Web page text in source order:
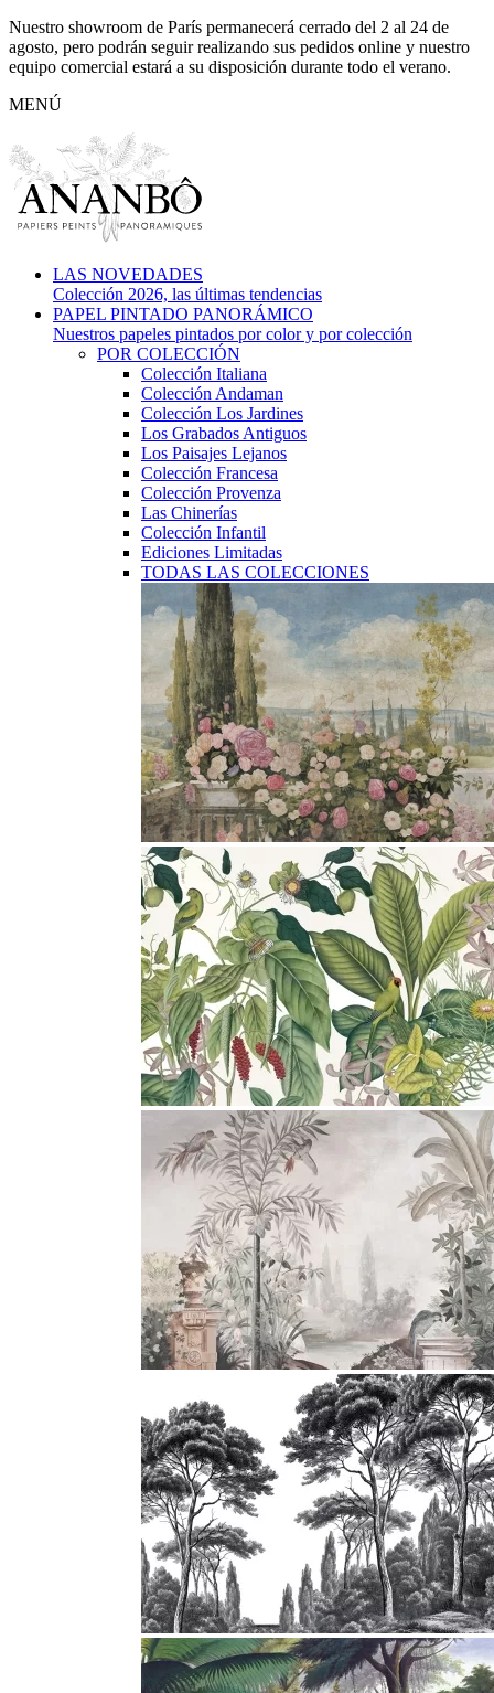
Nuestro showroom de París permanecerá cerrado del 2 al 24 de
agosto, pero podrán seguir realizando sus pedidos online y nuestro
equipo comercial estará a su disposición durante todo el verano.
MENÚ
LAS NOVEDADES
Colección 2026, las últimas tendencias
PAPEL PINTADO PANORÁMICO
Nuestros papeles pintados por color y por colección
POR COLECCIÓN
Colección Italiana
Colección Andaman
Colección Los Jardines
Los Grabados Antiguos
Los Paisajes Lejanos
Colección Francesa
Colección Provenza
Las Chinerías
Colección Infantil
Ediciones Limitadas
TODAS LAS COLECCIONES